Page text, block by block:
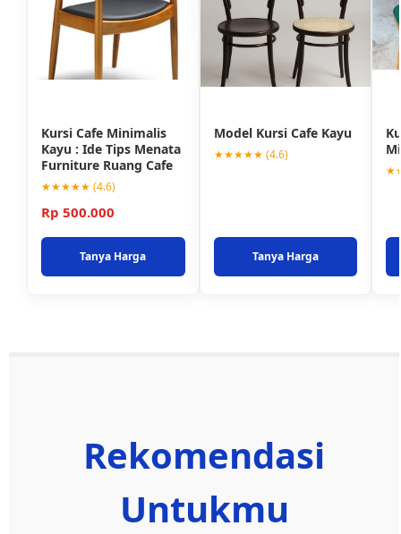
Kursi Cafe Minimalis
Kayu : Ide Tips Menata
Furniture Ruang Cafe
★★★★★ (4.6)
Rp 500.000
Tanya Harga
Model Kursi Cafe Kayu
★★★★★ (4.6)
Tanya Harga
Rekomendasi
Untukmu